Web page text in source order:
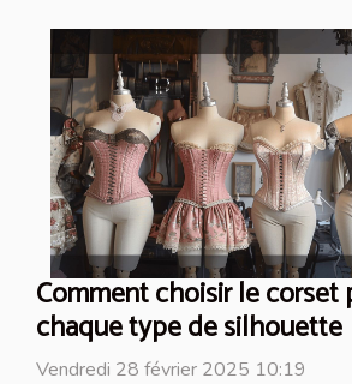
Comment choisir le corset
chaque type de silhouette
Vendredi 28 février 2025 10:19